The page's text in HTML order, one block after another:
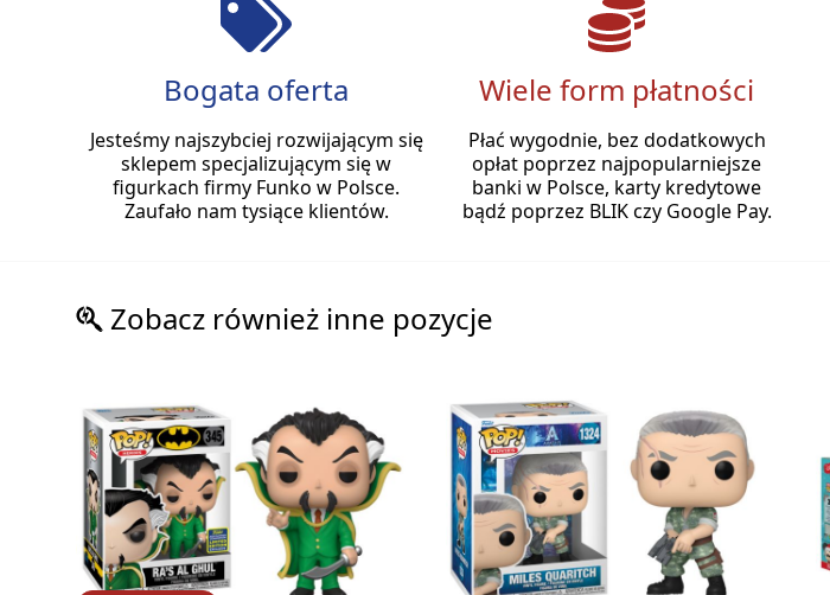
Bogata oferta
Jesteśmy najszybciej rozwijającym się
sklepem specjalizującym się w
figurkach firmy Funko w Polsce.
Zaufało nam tysiące klientów.
Wiele form płatności
Płać wygodnie, bez dodatkowych
opłat poprzez najpopularniejsze
banki w Polsce, karty kredytowe
bądź poprzez BLIK czy Google Pay.
Zobacz również inne pozycje